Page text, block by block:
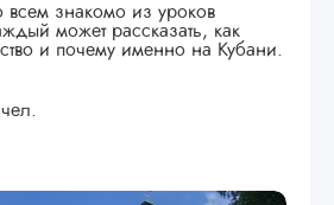
всем знакомо из уроков
может рассказать, как
и почему именно на Кубани.